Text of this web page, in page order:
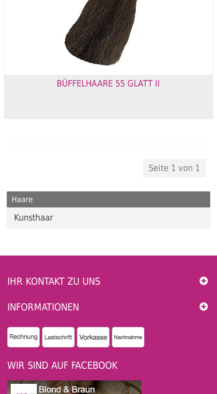
BÜFFELHAARE 55 GLATT II
Seite 1 von 1
Haare
Kunsthaar
IHR KONTAKT ZU UNS
INFORMATIONEN
WIR SIND AUF FACEBOOK